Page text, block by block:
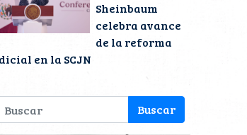
Sheinbaum
celebra avance
de la reforma
en la SCJN